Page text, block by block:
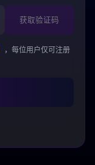
获取验证码
，每位用户仅可注册